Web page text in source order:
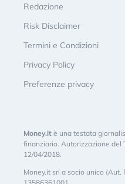
Redazione
Risk Disclaimer
Termini e Condizioni
Privacy Policy
Preferenze privacy
Money.it è una testata
finanziario. Autorizzazione del
12/04/2018.
Money.it srl a socio unico (Aut.